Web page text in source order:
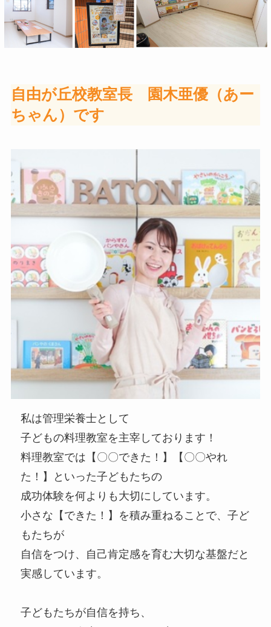
自由が丘校教室長 園木亜優（あー
ちゃん）です
私は管理栄養士として
子どもの料理教室を主宰しております！
料理教室では【〇〇できた！】【〇〇やれ
た！】といった子どもたちの
成功体験を何よりも大切にしています。
小さな【できた！】を積み重ねることで、子ど
もたちが
自信をつけ、自己肯定感を育む大切な基盤だと
実感しています。
子どもたちが自信を持ち、